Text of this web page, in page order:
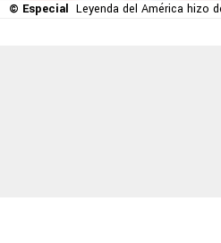
© Especial Leyenda del América hizo